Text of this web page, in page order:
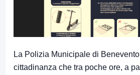
La Polizia Municipale di
cittadinanza che tra poche ore, a